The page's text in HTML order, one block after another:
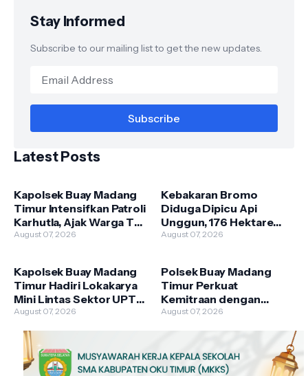
Stay Informed
Subscribe to our mailing list to get the new updates.
Latest Posts
Kapolsek Buay Madang
Timur Intensifkan Patroli
Karhutla, Ajak Warga Tak
Membakar Hutan dan
August 07, 2026
Kebakaran Bromo
Diduga Dipicu Api
Unggun, 176 Hektare
Lahan TNBTS Terbakar
August 07, 2026
Kapolsek Buay Madang
Timur Hadiri Lokakarya
Mini Lintas Sektor UPTD
Puskesmas
August 07, 2026
Polsek Buay Madang
Timur Perkuat
Kemitraan dengan
Warga Lewat Giat
August 07, 2026